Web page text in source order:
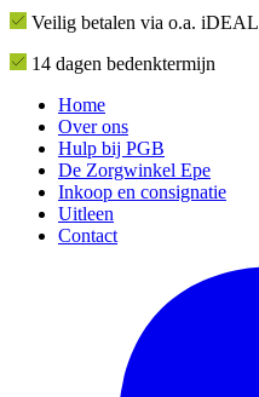
Veilig betalen via o.a. iDEAL
14 dagen bedenktermijn
Home
Over ons
Hulp bij PGB
De Zorgwinkel Epe
Inkoop en consignatie
Uitleen
Contact